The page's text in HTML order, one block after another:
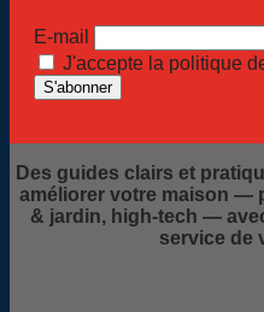
E-mail
J'accepte la politique
Des guides clairs et
améliorer votre maison —
& jardin, high-tech —
service de